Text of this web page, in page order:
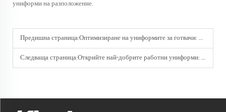
униформи на разположение.
Предишна страница:Оптимизиране на униформите за готвачи: Материали и дизайн за по-добра производителност
Следваща страница:Открийте най-добрите работни униформи: защо е важно представянето и дизайна